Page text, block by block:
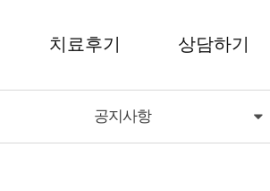
치료후기 상담하기
공지사항